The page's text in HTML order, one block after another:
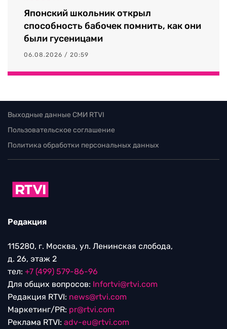
Японский школьник открыл
способность бабочек помнить, как они
были гусеницами
06.08.2026 / 20:59
Выходные данные СМИ RTVI
Пользовательское соглашение
Политика обработки персональных данных
Редакция
115280, г. Москва, ул. Ленинская слобода,
д. 26, этаж 2
тел: +7 (499) 579-86-96
Для общих вопросов: Infortvi@rtvi.com
Редакция RTVI: news@rtvi.com
Маркетинг/PR: pr@rtvi.com
Реклама RTVI: adv-eu@rtvi.com